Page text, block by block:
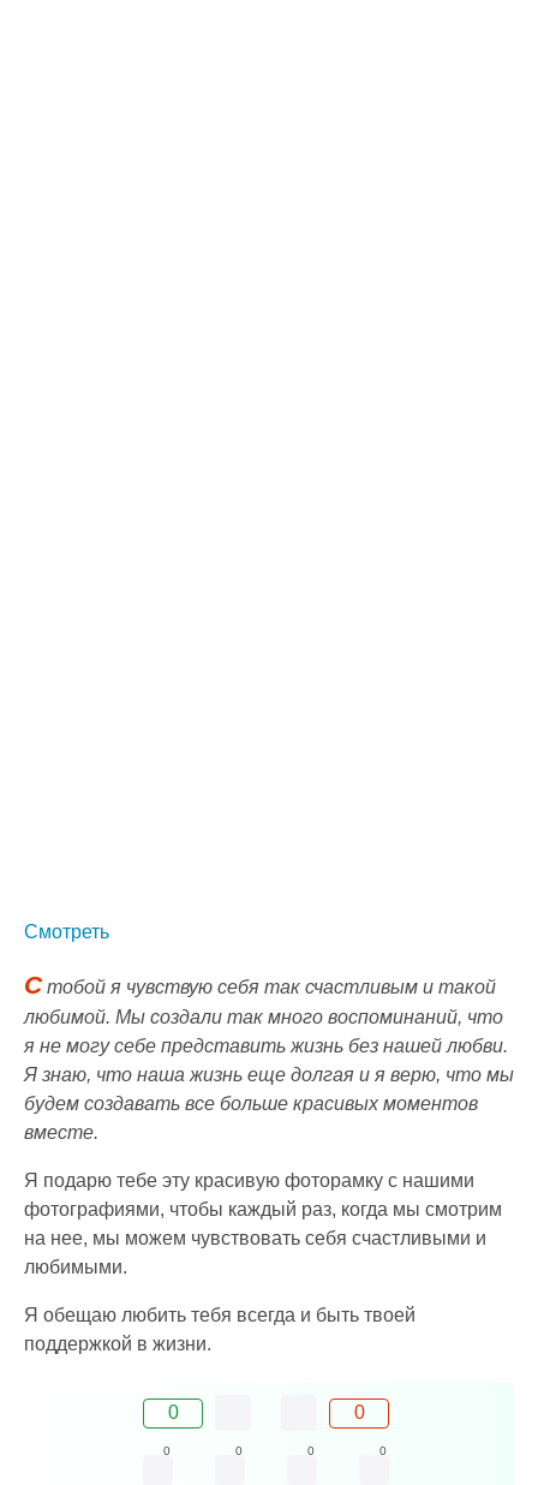
Смотреть
Стобой я чувствую себя так счастливым и такой
любимой. Мы создали так много воспоминаний, что
я не могу себе представить жизнь без нашей любви.
Я знаю, что наша жизнь еще долгая и я верю, что мы
будем создавать все больше красивых моментов
вместе.
Я подарю тебе эту красивую фоторамку с нашими
фотографиями, чтобы каждый раз, когда мы смотрим
на нее, мы можем чувствовать себя счастливыми и
любимыми.
Я обещаю любить тебя всегда и быть твоей
поддержкой в жизни.
0 0
0 0 0 0